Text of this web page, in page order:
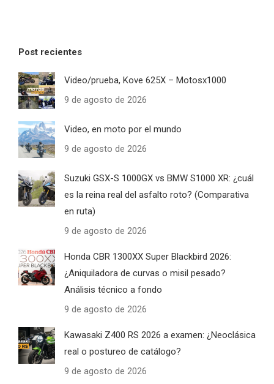
Post recientes
Video/prueba, Kove 625X – Motosx1000
9 de agosto de 2026
Video, en moto por el mundo
9 de agosto de 2026
Suzuki GSX-S 1000GX vs BMW S1000 XR: ¿cuál
es la reina real del asfalto roto? (Comparativa
en ruta)
9 de agosto de 2026
Honda CBR 1300XX Super Blackbird 2026:
¿Aniquiladora de curvas o misil pesado?
Análisis técnico a fondo
9 de agosto de 2026
Kawasaki Z400 RS 2026 a examen: ¿Neoclásica
real o postureo de catálogo?
9 de agosto de 2026